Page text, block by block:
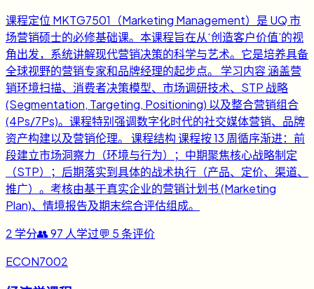
课程定位 MKTG7501（Marketing Management）是 UQ 市
场营销硕士的必修基础课。本课程旨在从‘创造客户价值’的视
角出发，系统讲解现代营销决策的科学与艺术。它是培养具备
全球视野的营销专家和品牌经理的起步点。 学习内容 涵盖营
销环境扫描、消费者决策模型、市场调研技术、STP 战略
(Segmentation, Targeting, Positioning) 以及整合营销组合
(4Ps/7Ps)。课程特别强调数字化时代的社交媒体营销、品牌
资产构建以及营销伦理。 课程结构 课程按 13 周循序渐进：前
段建立市场洞察力（环境与行为）；中期聚焦核心战略制定
（STP）；后期落实到具体的战术执行（产品、定价、渠道、
推广）。考核由基于真实企业的营销计划书 (Marketing
Plan)、情境报告及期末综合评估组成。
2 学分👥97 人学过💬 5条评价
ECON7002